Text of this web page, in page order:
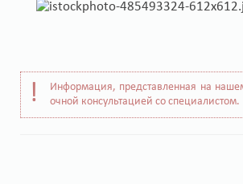
Информация, представленная на
очной консультацией со специалистом.